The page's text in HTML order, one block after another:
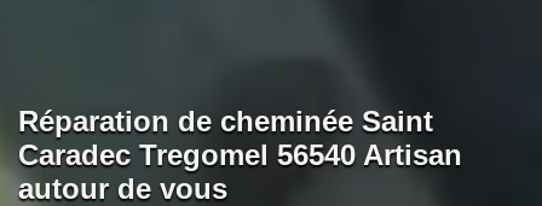
Réparation de cheminée Saint
Caradec Tregomel 56540 Artisan
autour de vous